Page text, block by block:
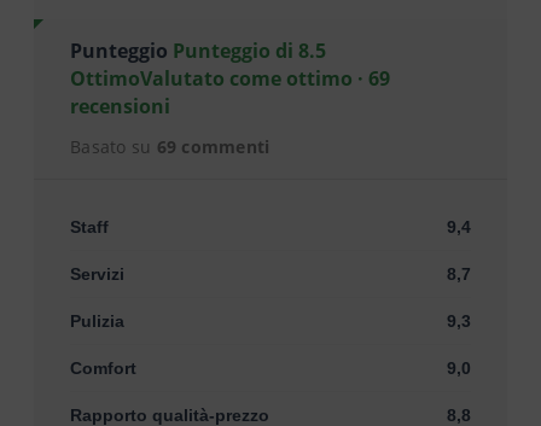
Punteggio Punteggio di 8.5
OttimoValutato come ottimo · 69
recensioni
Basato su 69 commenti
Staff 9,4
Servizi 8,7
Pulizia 9,3
Comfort 9,0
Rapporto qualità-prezzo 8,8